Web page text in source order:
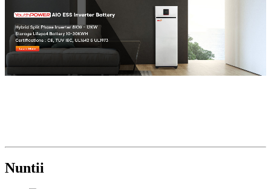
Nuntii